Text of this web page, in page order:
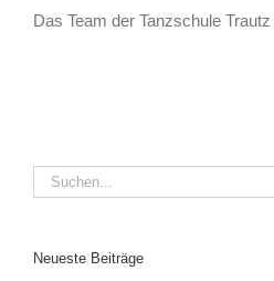
Das Team der Tanzschule Trautz
Suche
nach:
Neueste Beiträge